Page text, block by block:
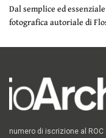
Dal semplice ed
fotografica autoriale di
numero di iscrizione al ROC